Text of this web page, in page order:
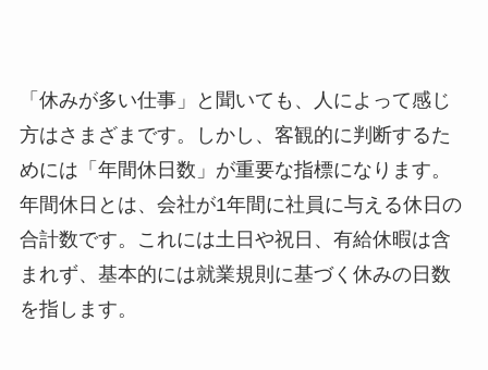
「休みが多い仕事」と聞いても、人によって感じ
方はさまざまです。しかし、客観的に判断するた
めには「年間休日数」が重要な指標になります。
年間休日とは、会社が1年間に社員に与える休日の
合計数です。これには土日や祝日、有給休暇は含
まれず、基本的には就業規則に基づく休みの日数
を指します。